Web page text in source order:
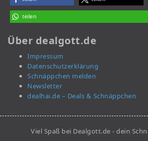
teilen
Über dealgott.de
Impressum
Datenschutzerklärung
Schnäppchen melden
Newsletter
dealhai.de – Deals & Schnäppchen
Viel Spaß bei Dealgott.de - dein